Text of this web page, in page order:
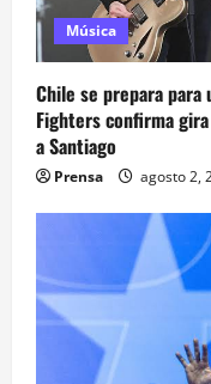
Música
Chile se prepara
Fighters confirma
a Santiago
Prensa agosto 2,